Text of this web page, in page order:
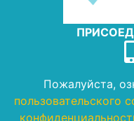
Пожалуйста,
пользовательского